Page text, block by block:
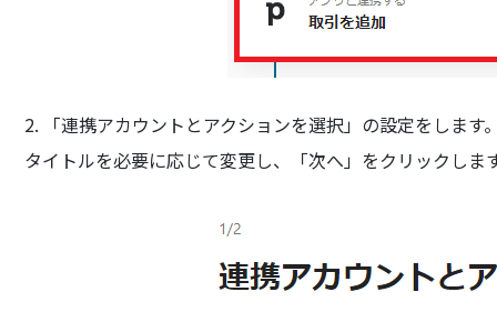
2. 「連携アカウントとアクションを選択」の設定をします
タイトルを必要に応じて変更し、「次へ」をクリックしま